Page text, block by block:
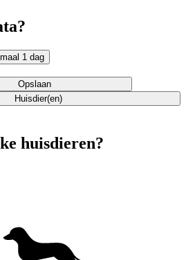
1 dag
Opslaan
Huisdier(en)
huisdieren?